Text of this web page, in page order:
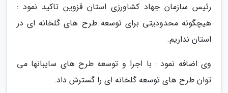
رئیس سازمان جهاد کشاورزی استان قزوین تاکید نمود :
هیچگونه محدودیتی برای توسعه طرح های گلخانه ای در
استان نداریم.
وی اضافه نمود : با اجرا و توسعه طرح های سایبانها می
توان طرح های توسعه گلخانه ای را گسترش داد.